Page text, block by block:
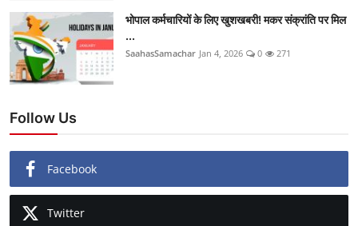
भोपाल कर्मचारियों के लिए खुशखबरी! मकर संक्रांति पर मिल
...
SaahasSamachar Jan 4, 2026 0 271
Follow Us
Facebook
Twitter